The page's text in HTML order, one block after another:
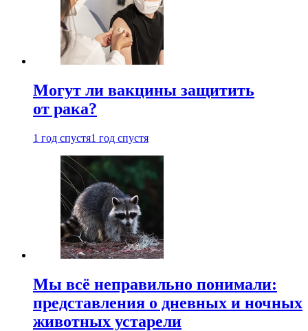
Могут ли вакцины защитить
от рака?
1 год спустя1 год спустя
Мы всё неправильно понимали:
представления о дневных и ночных
животных устарели